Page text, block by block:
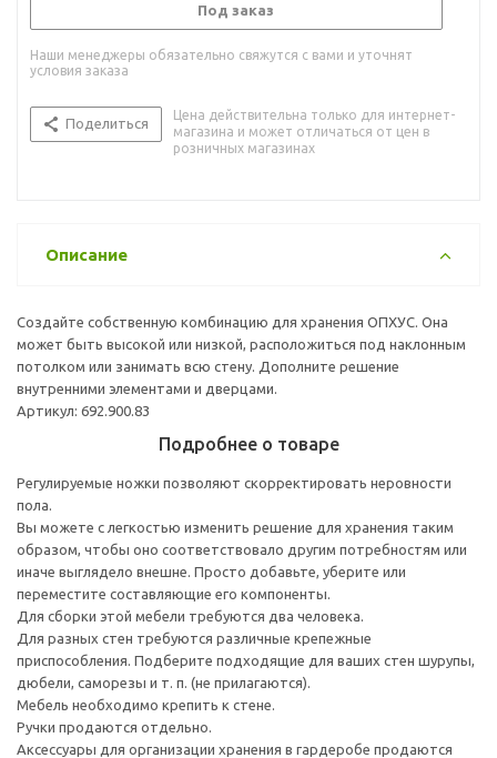
Под заказ
Наши менеджеры обязательно свяжутся с вами и уточнят
условия заказа
Поделиться
Цена действительна только для интернет-
магазина и может отличаться от цен в
розничных магазинах
Описание
Создайте собственную комбинацию для хранения ОПХУС. Она
может быть высокой или низкой, расположиться под наклонным
потолком или занимать всю стену. Дополните решение
внутренними элементами и дверцами.
Артикул: 692.900.83
Подробнее о товаре
Регулируемые ножки позволяют скорректировать неровности
пола.
Вы можете с легкостью изменить решение для хранения таким
образом, чтобы оно соответствовало другим потребностям или
иначе выглядело внешне. Просто добавьте, уберите или
переместите составляющие его компоненты.
Для сборки этой мебели требуются два человека.
Для разных стен требуются различные крепежные
приспособления. Подберите подходящие для ваших стен шурупы,
дюбели, саморезы и т. п. (не прилагаются).
Мебель необходимо крепить к стене.
Ручки продаются отдельно.
Аксессуары для организации хранения в гардеробе продаются